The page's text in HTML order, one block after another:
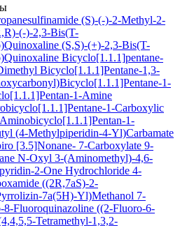
(S)-(-)-2-Methyl-2-
(-)-2,3-Bis(T-
(S,S)-(+)-2,3-Bis(T-
Bicyclo[1.1.1]pentane-
Bicyclo[1.1.1]Pentane-1,3-
1-
1-Amine
1-Carboxylic
1-
(4-Methylpiperidin-4-Yl)Carbamate
[3.5]Nonane- 7-Carboxylate 9-
N-Oxyl 3-(Aminomethyl)-4,6-
2-One Hydrochloride 4-
((2R,7aS)-2-
7a(5H)-Yl)Methanol 7-
Fluoroquinazoline ((2-Fluoro-6-
Tetramethyl-1,3,2-